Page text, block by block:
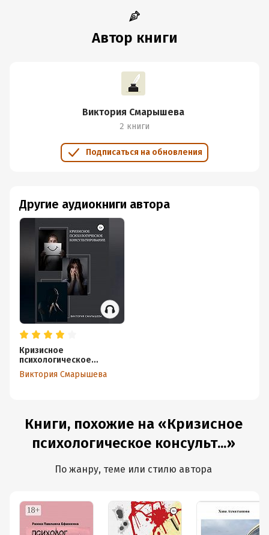
Автор книги
Виктория Смарышева
2 книги
Подписаться на обновления
Другие аудиокниги автора
Кризисное
психологическое
консультирование
Виктория Смарышева
Книги, похожие на «Кризисное
психологическое консульт...»
По жанру, теме или стилю автора